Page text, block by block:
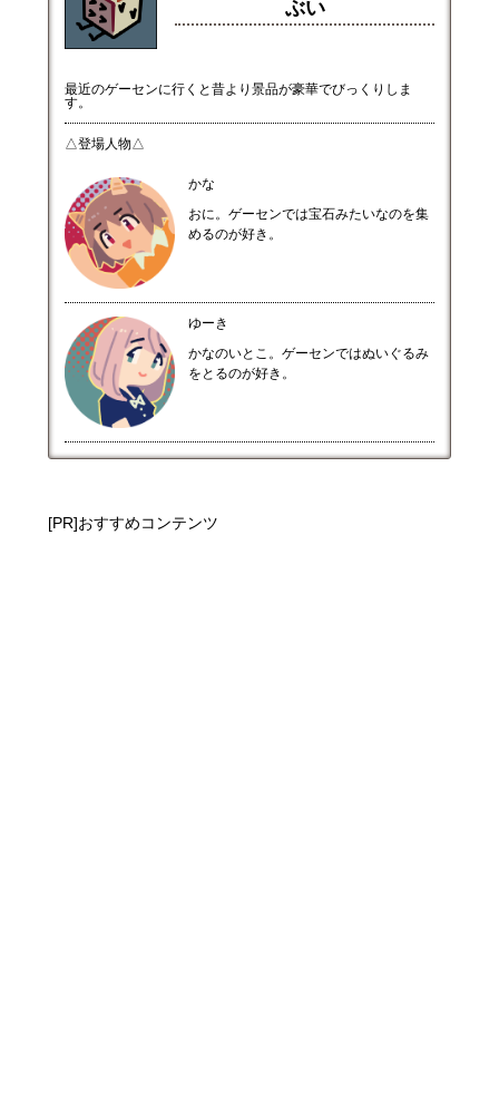
ぶい
最近のゲーセンに行くと昔より景品が豪華でびっくりしま
す。
△登場人物△
かな
おに。ゲーセンでは宝石みたいなのを集
めるのが好き。
ゆーき
かなのいとこ。ゲーセンではぬいぐるみ
をとるのが好き。
[PR]おすすめコンテンツ